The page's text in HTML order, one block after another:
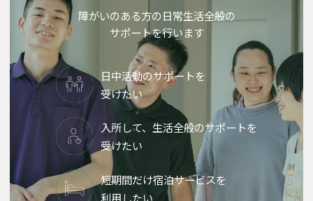
障がいのある方の日常生活全般の
サポートを行います
日中活動のサポートを
受けたい
入所して、生活全般のサポートを
受けたい
短期間だけ宿泊サービスを
利用したい